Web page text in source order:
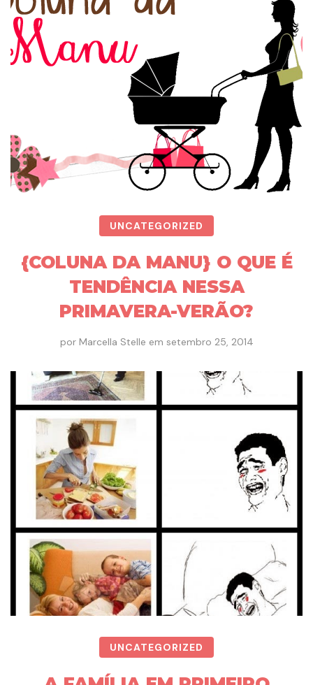
UNCATEGORIZED
{COLUNA DA MANU} O QUE É
TENDÊNCIA NESSA
PRIMAVERA-VERÃO?
por Marcella Stelle em setembro 25, 2014
UNCATEGORIZED